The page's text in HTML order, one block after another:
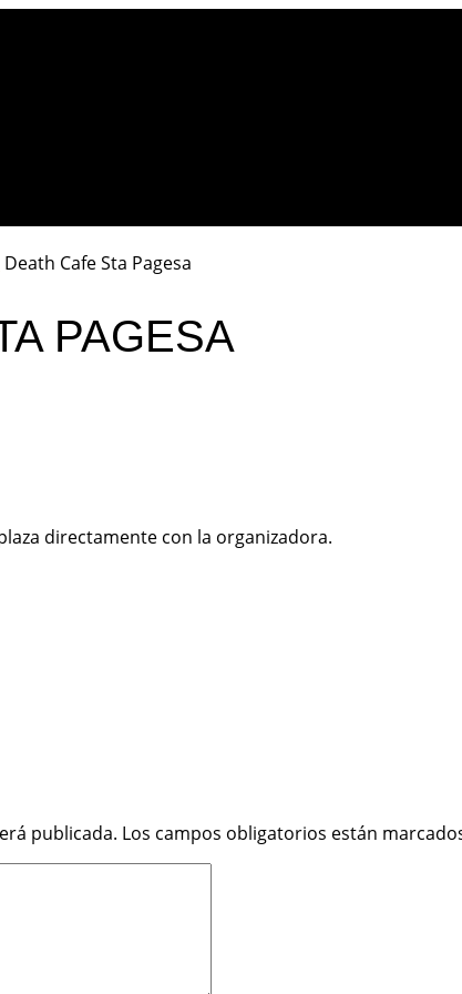
Death Cafe Sta Pagesa
PAGESA
directamente con la organizadora.
publicada. Los campos obligatorios están